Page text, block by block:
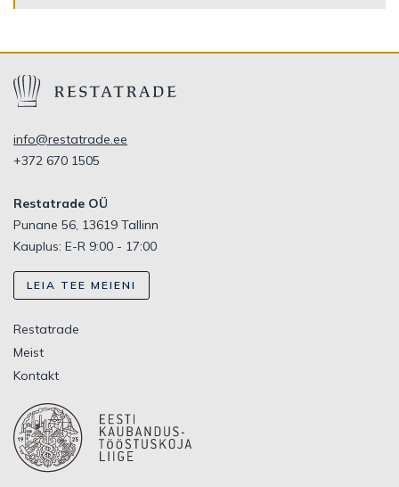
info@restatrade.ee
+372 670 1505
Restatrade OÜ
Punane 56, 13619 Tallinn
Kauplus: E-R 9:00 - 17:00
LEIA TEE MEIENI
Restatrade
Meist
Kontakt